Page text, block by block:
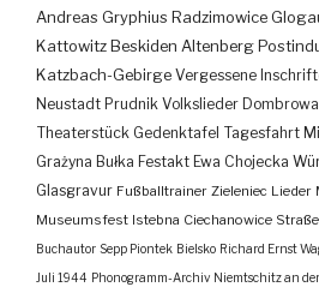
Andreas Gryphius Radzimowice
Kattowitz Beskiden Altenberg
Katzbach-Gebirge Vergessene
Neustadt Prudnik Volkslieder
Theaterstück Gedenktafel Tagesfahrt
Grażyna Bułka Festakt Ewa Chojecka
Glasgravur Fußballtrainer Zieleniec Lieder
Museumsfest Istebna Ciechanowice
Buchautor Sepp Piontek Bielsko Richard Ernst
Juli 1944 Phonogramm-Archiv Niemtschitz an